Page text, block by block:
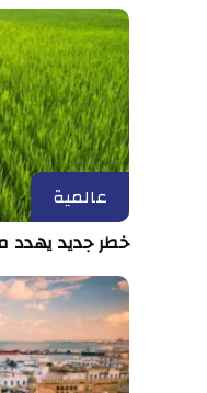
عالمية
خطر جديد يهدد